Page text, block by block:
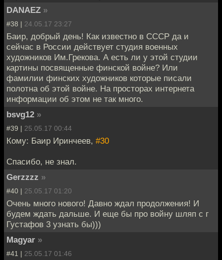
DANAEZ »
#38 | 24.05.17 23:27
Баир, добрый день! Как известно в СССР да и
сейчас в России действует студия военных
художников Им.Грекова. А есть ли у этой студии
картины посвященные финской войне? Или
фамилии финских художников которые писали
полотна об этой войне. На просторах интернета
информации об этом не так много.
bsvg12 »
#39 | 25.05.17 00:44
Кому: Баир Иринчеев, #30
Спасибо, не знал.
Gerzzzz »
#40 | 25.05.17 01:20
Очень много нового! Давно ждал продолжения! И
будем ждать дальше. И еще бы про войну шляп с г
Густафов 3 узнать бы)))
Magyar »
#41 | 25.05.17 01:46